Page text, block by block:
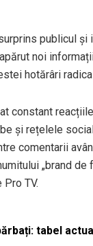
publicul și
noi
hotărâri
constant reacțiile
și rețelele
comentarii
„brand de
TV.
tabel